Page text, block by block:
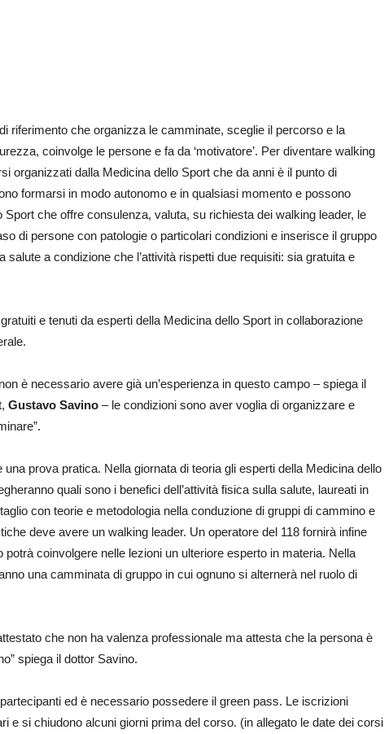
riferimento che organizza le camminate, sceglie il percorso e la
coinvolge le persone e fa da ‘motivatore’. Per diventare walking
organizzati dalla Medicina dello Sport che da anni è il punto di
formarsi in modo autonomo e in qualsiasi momento e possono
Sport che offre consulenza, valuta, su richiesta dei walking leader, le
di persone con patologie o particolari condizioni e inserisce il gruppo
a condizione che l’attività rispetti due requisiti: sia gratuita e
e tenuti da esperti della Medicina dello Sport in collaborazione
è necessario avere già un’esperienza in questo campo – spiega il
Gustavo Savino – le condizioni sono aver voglia di organizzare e
una prova pratica. Nella giornata di teoria gli esperti della Medicina dello
quali sono i benefici dell’attività fisica sulla salute, laureati in
con teorie e metodologia nella conduzione di gruppi di cammino e
deve avere un walking leader. Un operatore del 118 fornirà infine
coinvolgere nelle lezioni un ulteriore esperto in materia. Nella
una camminata di gruppo in cui ognuno si alternerà nel ruolo di
che non ha valenza professionale ma attesta che la persona è
spiega il dottor Savino.
ed è necessario possedere il green pass. Le iscrizioni
e si chiudono alcuni giorni prima del corso. (in allegato le date dei corsi